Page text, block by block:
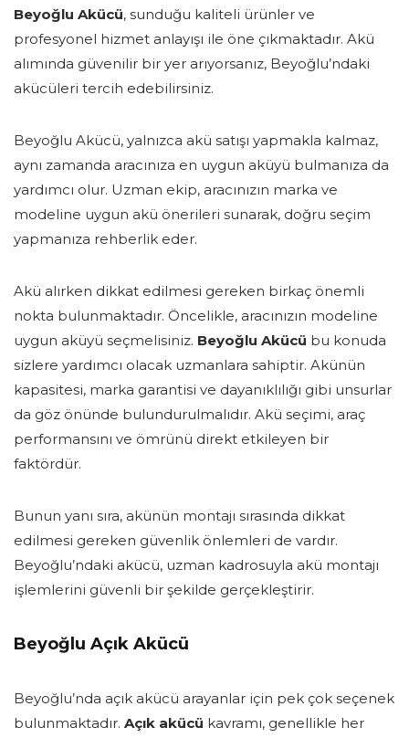
Beyoğlu Akücü, sunduğu kaliteli ürünler ve
profesyonel hizmet anlayışı ile öne çıkmaktadır. Akü
alımında güvenilir bir yer arıyorsanız, Beyoğlu’ndaki
akücüleri tercih edebilirsiniz.
Beyoğlu Akücü, yalnızca akü satışı yapmakla kalmaz,
aynı zamanda aracınıza en uygun aküyü bulmanıza da
yardımcı olur. Uzman ekip, aracınızın marka ve
modeline uygun akü önerileri sunarak, doğru seçim
yapmanıza rehberlik eder.
Akü alırken dikkat edilmesi gereken birkaç önemli
nokta bulunmaktadır. Öncelikle, aracınızın modeline
uygun aküyü seçmelisiniz. Beyoğlu Akücü bu konuda
sizlere yardımcı olacak uzmanlara sahiptir. Akünün
kapasitesi, marka garantisi ve dayanıklılığı gibi unsurlar
da göz önünde bulundurulmalıdır. Akü seçimi, araç
performansını ve ömrünü direkt etkileyen bir
faktördür.
Bunun yanı sıra, akünün montajı sırasında dikkat
edilmesi gereken güvenlik önlemleri de vardır.
Beyoğlu’ndaki akücü, uzman kadrosuyla akü montajı
işlemlerini güvenli bir şekilde gerçekleştirir.
Beyoğlu Açık Akücü
Beyoğlu’nda açık akücü arayanlar için pek çok seçenek
bulunmaktadır. Açık akücü kavramı, genellikle her